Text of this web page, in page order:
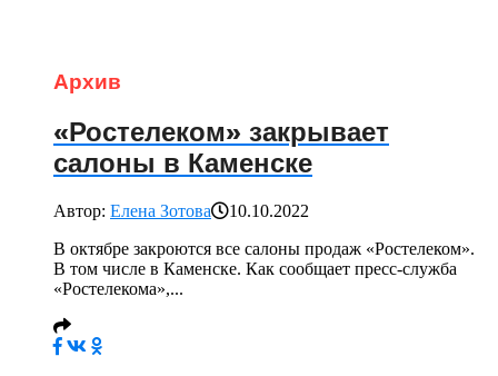
Архив
«Ростелеком» закрывает
салоны в Каменске
Автор: Елена Зотова
10.10.2022
В октябре закроются все салоны продаж «Ростелеком».
В том числе в Каменске. Как сообщает пресс-служба
«Ростелекома»,...